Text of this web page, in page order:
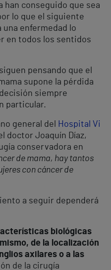
han conseguido que sea
lo que el siguiente
una enfermedad lo
en todos los sentidos
pensando que el
supone la pérdida
siempre
particular.
general del
Hospital Vi
doctor Joaquín Díaz,
conservadora en
de mama, hay tantos
con cáncer de
a seguir dependerá
biológicas
de la localización
axilares o a las
de la cirugía